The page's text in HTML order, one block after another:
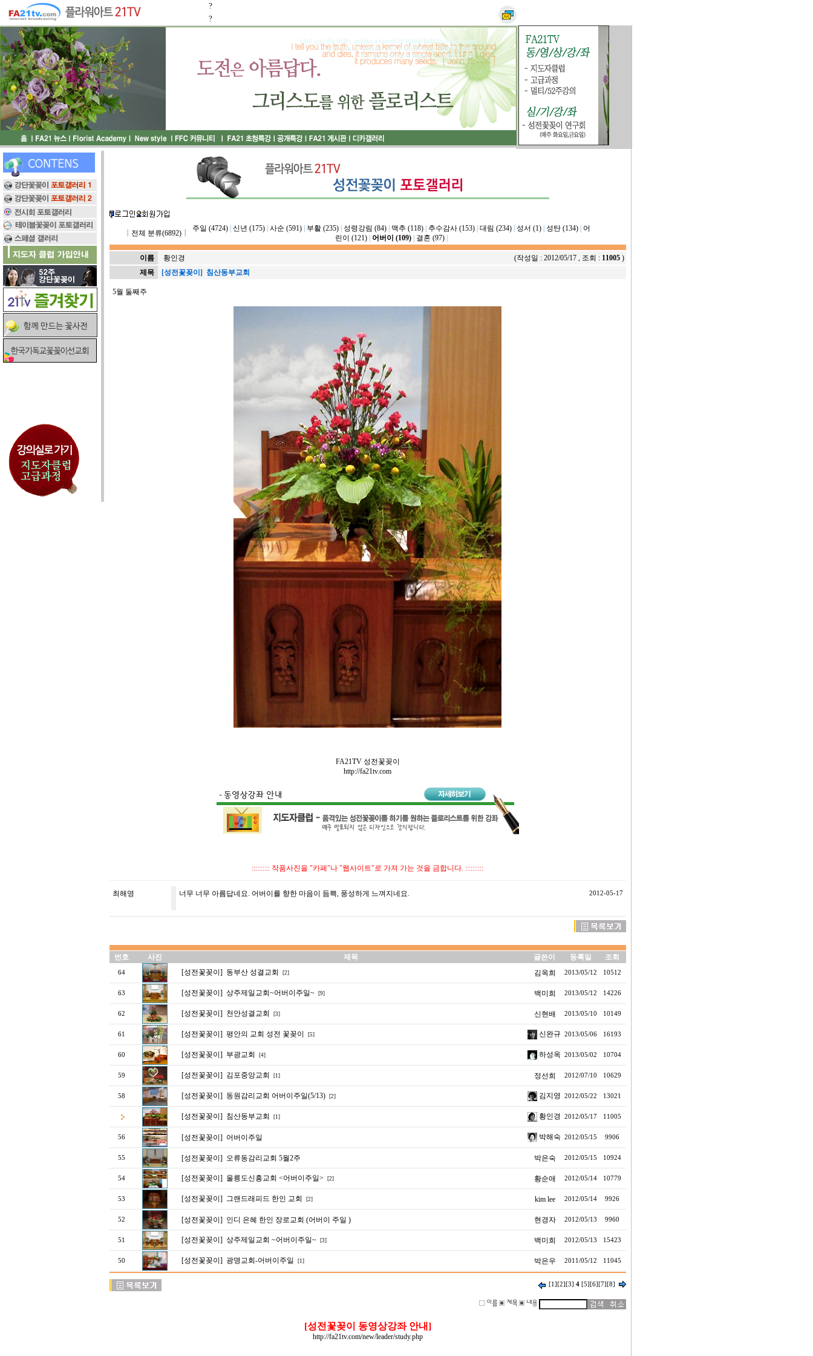
?
?
전체 분류(6892)┃
주일 (4724)| 신년 (175)| 사순 (591)| 부활 (235)| 성령강림 (84)| 맥추 (118)| 추수감사 (153)| 대림 (234)| 성서 (1)| 성탄 (134)|
어
린이 (121)| 어버이 (109)| 결혼 (97)|
이름 황인경 (작성일 : 2012/05/17, 조회 : 11005 )
제목
[성전꽃꽂이] 침산동부교회
5월 둘째주
FA21TV 성전꽃꽂이
http://fa21tv.com
:::::::::: 작품사진을 "카페"나 "웹사이트"로 가져 가는 것을 금합니다. ::::::::::
최해영 너무 너무 아름답네요. 어버이를 향한 마음이 듬쁙, 풍성하게 느껴지네요. 2012-05-17
번호 사진 제목 글쓴이 등록일 조회
64 [성전꽃꽂이] 동부산 성결교회 [2] 김옥희 2013/05/12 10512
63 [성전꽃꽂이] 상주제일교회~어버이주일~ [9] 백미희 2013/05/12 14226
62 [성전꽃꽂이] 천안성결교회 [3] 신현배 2013/05/10 10149
61 [성전꽃꽂이] 평안의 교회 성전 꽃꽂이 [5] 신완규 2013/05/06 16193
60 [성전꽃꽂이] 부광교회 [4] 하성옥 2013/05/02 10704
59 [성전꽃꽂이] 김포중앙교회 [1] 정선희 2012/07/10 10629
58 [성전꽃꽂이] 동원감리교회 어버이주일(5/13) [2] 김지영 2012/05/22 13021
[성전꽃꽂이] 침산동부교회 [1] 황인경 2012/05/17 11005
56 [성전꽃꽂이] 어버이주일 박해숙 2012/05/15 9906
55 [성전꽃꽂이] 오류동감리교회 5월2주 박은숙 2012/05/15 10924
54 [성전꽃꽂이] 울릉도신흥교회 <어버이주일> [2] 황순애 2012/05/14 10779
53 [성전꽃꽂이] 그랜드래피드 한인 교회 [2] kim lee 2012/05/14 9926
52 [성전꽃꽂이] 인디 은혜 한인 장로교회 (어버이 주일 ) 현경자 2012/05/13 9960
51 [성전꽃꽂이] 상주제일교회 ~어버이주일~ [3] 백미희 2012/05/13 15423
50 [성전꽃꽂이] 광명교회-어버이주일 [1] 박은우 2011/05/12 11045
[1] [2] [3] 4 [5] [6] [7] [8]
[성전꽃꽂이 동영상강좌 안내]
http://fa21tv.com/new/leader/study.php